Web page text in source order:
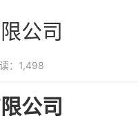
公司
：1,498
公司